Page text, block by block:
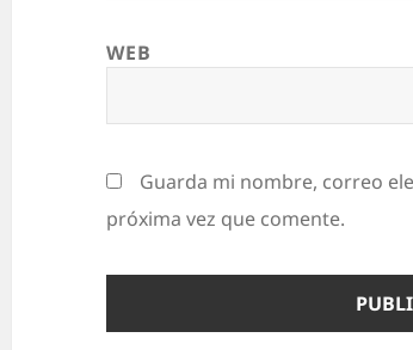
WEB
Guarda mi nombre, correo
próxima vez que comente.